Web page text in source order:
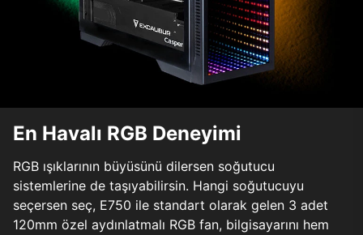
En Havalı RGB Deneyimi
RGB ışıklarının büyüsünü dilersen soğutucu
sistemlerine de taşıyabilirsin. Hangi soğutucuyu
seçersen seç, E750 ile standart olarak gelen 3 adet
120mm özel aydınlatmalı RGB fan, bilgisayarını hem